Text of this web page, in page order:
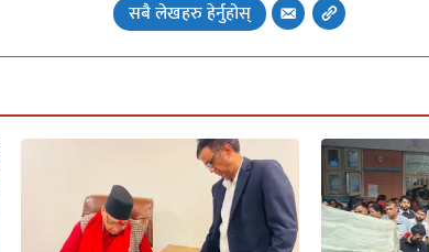
सबै लेखहरु हेर्नुहोस्